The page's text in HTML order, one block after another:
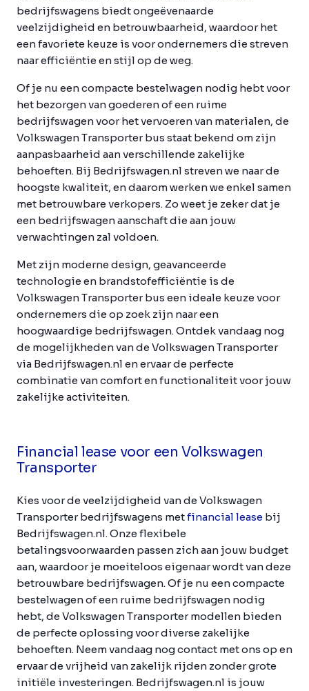
bedrijfswagens biedt ongeëvenaarde
veelzijdigheid en betrouwbaarheid, waardoor het
een favoriete keuze is voor ondernemers die streven
naar efficiëntie en stijl op de weg.
Of je nu een compacte bestelwagen nodig hebt voor
het bezorgen van goederen of een ruime
bedrijfswagen voor het vervoeren van materialen, de
Volkswagen Transporter bus staat bekend om zijn
aanpasbaarheid aan verschillende zakelijke
behoeften. Bij Bedrijfswagen.nl streven we naar de
hoogste kwaliteit, en daarom werken we enkel samen
met betrouwbare verkopers. Zo weet je zeker dat je
een bedrijfswagen aanschaft die aan jouw
verwachtingen zal voldoen.
Met zijn moderne design, geavanceerde
technologie en brandstofefficiëntie is de
Volkswagen Transporter bus een ideale keuze voor
ondernemers die op zoek zijn naar een
hoogwaardige bedrijfswagen. Ontdek vandaag nog
de mogelijkheden van de Volkswagen Transporter
via Bedrijfswagen.nl en ervaar de perfecte
combinatie van comfort en functionaliteit voor jouw
zakelijke activiteiten.
Financial lease voor een Volkswagen
Transporter
Kies voor de veelzijdigheid van de Volkswagen
Transporter bedrijfswagens metfinancial lease bij
Bedrijfswagen.nl. Onze flexibele
betalingsvoorwaarden passen zich aan jouw budget
aan, waardoor je moeiteloos eigenaar wordt van deze
betrouwbare bedrijfswagen. Of je nu een compacte
bestelwagen of een ruime bedrijfswagen nodig
hebt, de Volkswagen Transporter modellen bieden
de perfecte oplossing voor diverse zakelijke
behoeften. Neem vandaag nog contact met ons op en
ervaar de vrijheid van zakelijk rijden zonder grote
initiële investeringen. Bedrijfswagen.nl is jouw